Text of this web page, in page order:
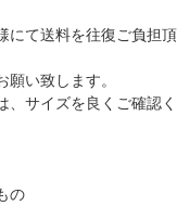
て送料を往復ご負担頂
い致します。
サイズを良くご確認く
の